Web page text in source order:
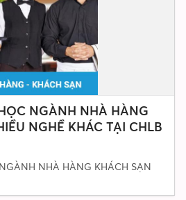
NGÀNH NHÀ HÀNG
NGHỀ KHÁC TẠI CHLB
NHÀ HÀNG KHÁCH SẠN